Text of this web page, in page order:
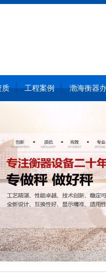
质 工程案例 渤海衡器